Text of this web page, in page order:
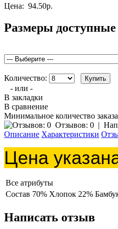
Цена: 94.50р.
Размеры
Количество:
- или -
В закладки
В сравнение
Минимальное количество
Отзывов: 0 |
Описание Характеристики
Цена
Все атрибуты
Состав 70% Хлопок 22%
Написать отзыв